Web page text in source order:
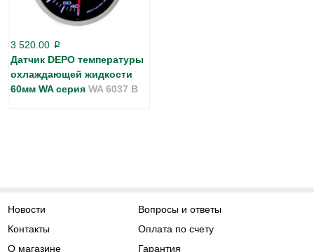
3 520.00 p
Датчик DEPO температуры
охлаждающей жидкости
60мм WA серия WA 6037 B
Новости
Контакты
О магазине
Вопросы и ответы
Оплата по счету
Гарантия